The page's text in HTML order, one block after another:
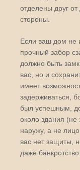
отделены друг
стороны.
Если ваш дом не
прочный забор
должно быть
вас, но и
имеет
задерживаться,
был успешным,
около здания (не
наружу, а не
вас нет защиты,
даже банкротство.